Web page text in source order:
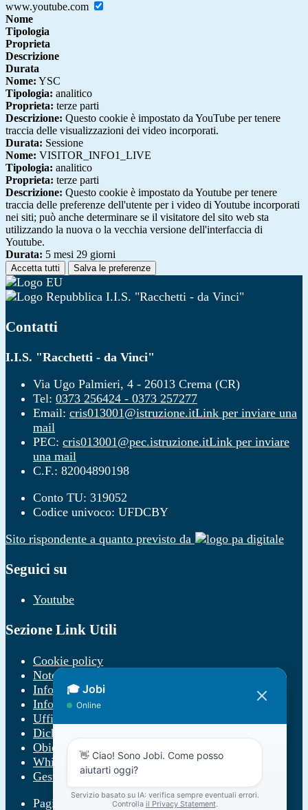
www.youtube.com
Nome
Tipologia
Proprieta
Descrizione
Durata
Nome: YSC
Tipologia: analitico
Proprieta: terze parti
Descrizione: Questo cookie è impostato da YouTube per tenere
traccia delle visualizzazioni dei video incorporati.
Durata: Sessione
Nome: VISITOR_INFO1_LIVE
Tipologia: analitico
Proprieta: terze parti
Descrizione: Questo cookie è impostato da Youtube per tenere
traccia delle preferenze dell'utente per i video di Youtube incorporati
nei siti; può anche determinare se il visitatore del sito web sta
utilizzando la nuova o la vecchia versione dell'interfaccia di
Youtube.
Durata: 5 mesi 29 giorni
Accetta tutti Salva le preferenze
I.I.S. "Racchetti - da Vinci"
Contatti
I.I.S. "Racchetti - da Vinci"
Via Ugo Palmieri, 4 - 26013 Crema (CR)
Tel: 0373 256424 - 0373 257277
Email: cris013001@istruzione.itLink per inviare una
mail
PEC: cris013001@pec.istruzione.itLink per inviare
una mail
C.F.: 82004890198
Conto TU: 319052
Codice univoco: UFDCBY
Sito rispondente a quanto previsto da
Seguici su
Youtube
Sezione Link Utili
Cookie policy
Note legali
Informativa Privacy
Informativa Privacy chatbot Jobi
Ufficio Relazioni con il Pubblico
Dichiarazione di accessibilità
Obiettivi di accessibilità
Whistleblowing
Gestione consensi cookie
Pagina visualizzata738 volte